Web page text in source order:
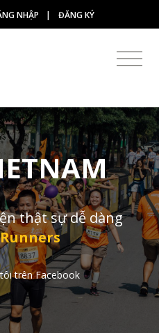
NHẬP | ĐĂNG KÝ
thật sự dễ dàng
trên Facebook